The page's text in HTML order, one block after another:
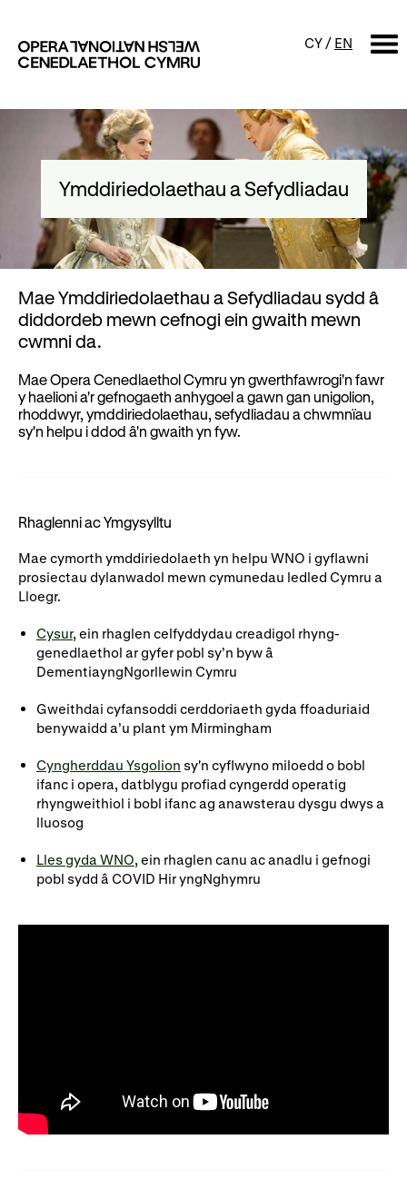
CY / EN
CHWILIO
Digwyddiadur
Calendr
Cynyrchiadau
Cyngherddau
Digwyddiadau am ddim a
sgyrsiau
Digwyddiadau i'r teulu
Perfformiad Hygyrch
Amdanom ni
Ein hanes Digwyddiadau a Phrofiadau
Cymryd rhan
Ysgolion, Colegau a
Lles gyda WNO
Cefnogwch ni
Cyfrannwch nawr
Digwyddiadau i aelodau
Rhoddion mewn Ewyllysiau
Partneriaid Corfforaethol
Cefnogwyr WNO
Ymddiriedolaethau a Sefydliadau
Mae Ymddiriedolaethau a Sefydliadau sydd â
diddordeb mewn cefnogi ein gwaith mewn
cwmni da.
Mae Opera Cenedlaethol Cymru yn gwerthfawrogi'n fawr
y haelioni a'r gefnogaeth anhygoel a gawn gan unigolion,
rhoddwyr, ymddiriedolaethau, sefydliadau a chwmnïau
sy'n helpu i ddod â'n gwaith yn fyw.
Rhaglenni ac Ymgysylltu
Mae cymorth ymddiriedolaeth yn helpu WNO i gyflawni
prosiectau dylanwadol mewn cymunedau ledled Cymru a
Lloegr.
Cysur, ein rhaglen celfyddydau creadigol rhyng-
genedlaethol ar gyfer pobl sy’n byw â
DementiayngNgorllewin Cymru
Gweithdai cyfansoddi cerddoriaeth gyda ffoaduriaid
benywaidd a’u plant ym Mirmingham
Cyngherddau Ysgolion sy'n cyflwyno miloedd o bobl
ifanc i opera, datblygu profiad cyngerdd operatig
rhyngweithiol i bobl ifanc ag anawsterau dysgu dwys a
lluosog
Lles gyda WNO, ein rhaglen canu ac anadlu i gefnogi
pobl sydd â COVID HiryngNghymru